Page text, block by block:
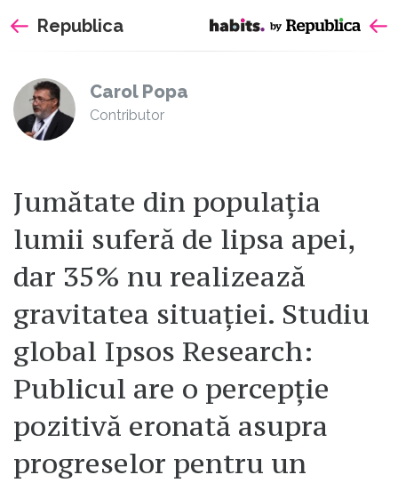
Republica
Carol Popa
Contributor
Jumătate din populația
lumii suferă de lipsa apei,
dar 35% nu realizează
gravitatea situației. Studiu
global Ipsos Research:
Publicul are o percepție
pozitivă eronată asupra
progreselor pentru un